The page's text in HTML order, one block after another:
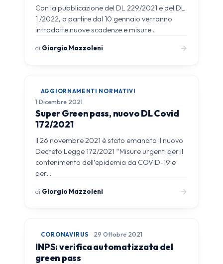
Con la pubblicazione del DL 229/2021 e del DL
1 /2022, a partire dal 10 gennaio verranno
introdotte nuove scadenze e misure…
di Giorgio Mazzoleni
AGGIORNAMENTI NORMATIVI
1 Dicembre 2021
Super Green pass, nuovo DL Covid
172/2021
Il 26 novembre 2021 è stato emanato il nuovo
Decreto Legge 172/2021 “Misure urgenti per il
contenimento dell’epidemia da COVID-19 e
per…
di Giorgio Mazzoleni
CORONAVIRUS 29 Ottobre 2021
INPS: verifica automatizzata del
green pass